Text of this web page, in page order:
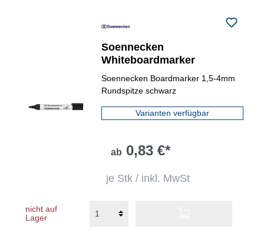
Soennecken
Whiteboardmarker
Soennecken Boardmarker 1,5-4mm
Rundspitze schwarz
Varianten verfügbar
ab 0,83 €*
je Stk / inkl. MwSt
nicht auf
Lager